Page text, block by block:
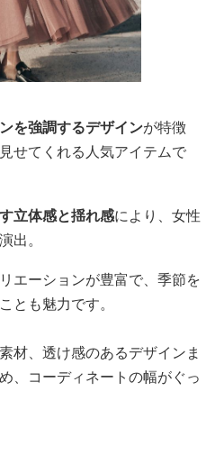
を強調するデザインが特徴
せてくれる人気アイテムで
立体感と揺れ感により、女性
出。
エーションが豊富で、季節を
とも魅力です。
材、透け感のあるデザインま
、コーディネートの幅がぐっ